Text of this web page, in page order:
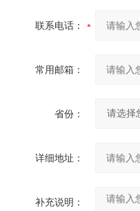
联系电话：
常用邮箱：
省份：
详细地址：
补充说明：